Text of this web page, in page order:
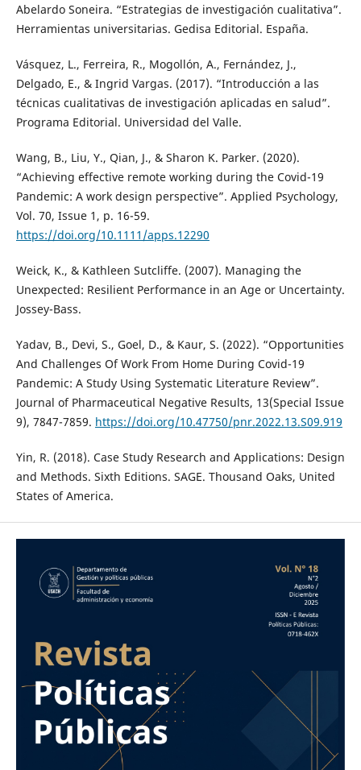
Abelardo Soneira. “Estrategias de investigación cualitativa”.
Herramientas universitarias. Gedisa Editorial. España.
Vásquez, L., Ferreira, R., Mogollón, A., Fernández, J.,
Delgado, E., & Ingrid Vargas. (2017). “Introducción a las
técnicas cualitativas de investigación aplicadas en salud”.
Programa Editorial. Universidad del Valle.
Wang, B., Liu, Y., Qian, J., & Sharon K. Parker. (2020).
“Achieving effective remote working during the Covid-19
Pandemic: A work design perspective”. Applied Psychology,
Vol. 70, Issue 1, p. 16-59.
https://doi.org/10.1111/apps.12290
Weick, K., & Kathleen Sutcliffe. (2007). Managing the
Unexpected: Resilient Performance in an Age or Uncertainty.
Jossey-Bass.
Yadav, B., Devi, S., Goel, D., & Kaur, S. (2022). “Opportunities
And Challenges Of Work From Home During Covid-19
Pandemic: A Study Using Systematic Literature Review”.
Journal of Pharmaceutical Negative Results, 13(Special Issue
9), 7847-7859. https://doi.org/10.47750/pnr.2022.13.S09.919
Yin, R. (2018). Case Study Research and Applications: Design
and Methods. Sixth Editions. SAGE. Thousand Oaks, United
States of America.